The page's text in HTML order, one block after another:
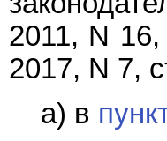
2011, N
2017, N 7,
а) в